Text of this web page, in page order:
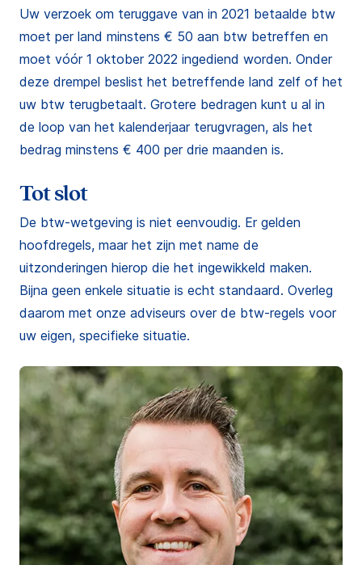
Uw verzoek om teruggave van in 2021 betaalde btw
moet per land minstens € 50 aan btw betreffen en
moet vóór 1 oktober 2022 ingediend worden. Onder
deze drempel beslist het betreffende land zelf of het
uw btw terugbetaalt. Grotere bedragen kunt u al in
de loop van het kalenderjaar terugvragen, als het
bedrag minstens € 400 per drie maanden is.
Tot slot
De btw-wetgeving is niet eenvoudig. Er gelden
hoofdregels, maar het zijn met name de
uitzonderingen hierop die het ingewikkeld maken.
Bijna geen enkele situatie is echt standaard. Overleg
daarom met onze adviseurs over de btw-regels voor
uw eigen, specifieke situatie.